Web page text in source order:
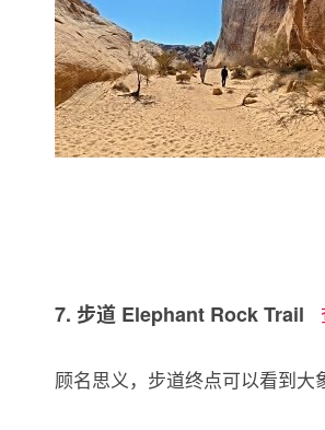
7. 步道 Elephant Rock Trail
顾名思义，步道终点可以看到大